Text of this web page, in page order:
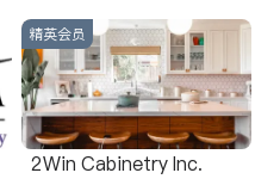
精英会员
2Win Cabinetry Inc.